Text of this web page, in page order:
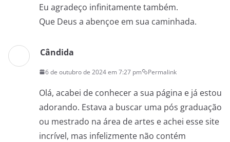
Eu agradeço infinitamente também.
Que Deus a abençoe em sua caminhada.
Cândida
6 de outubro de 2024 em 7:27 pm Permalink
Olá, acabei de conhecer a sua página e já estou
adorando. Estava a buscar uma pós graduação
ou mestrado na área de artes e achei esse site
incrível, mas infelizmente não contém